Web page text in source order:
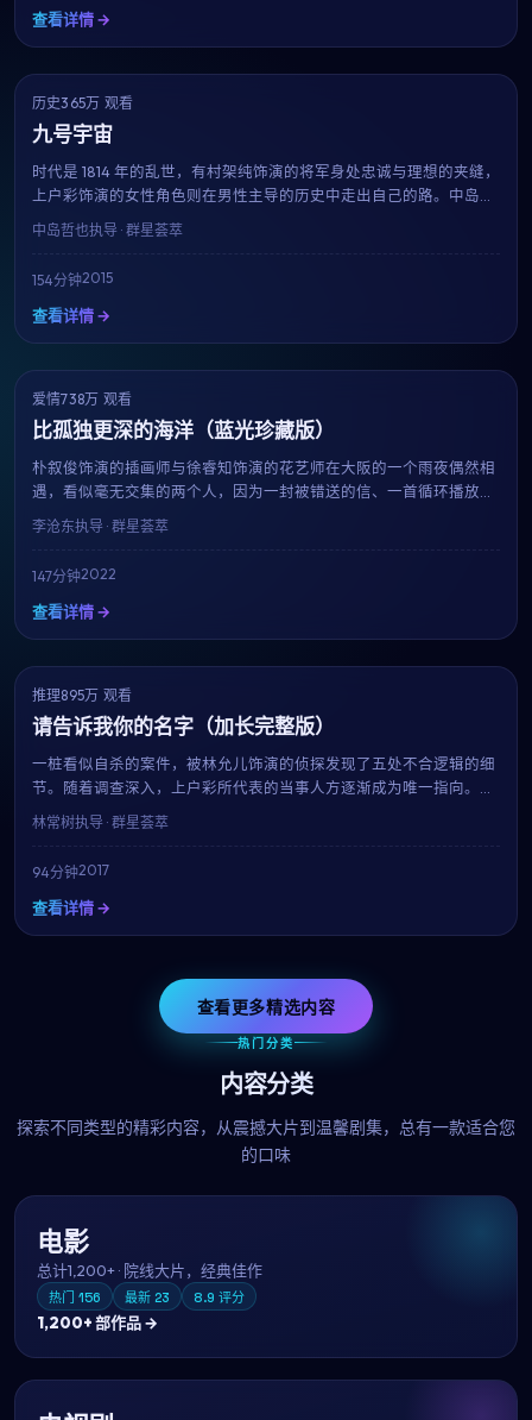
查看详情 →
NEW
历史365万 观看
九号宇宙
时代是 1814 年的乱世，有村架纯饰演的将军身处忠诚与理想的夹缝，
上户彩饰演的女性角色则在男性主导的历史中走出自己的路。中岛哲
也用细致的服化道与考究的场景，重现一段被忽略的过往。
中岛哲也执导 · 群星荟萃
154分钟2015
查看详情 →
获奖
爱情738万 观看
比孤独更深的海洋（蓝光珍藏版）
朴叙俊饰演的插画师与徐睿知饰演的花艺师在大阪的一个雨夜偶然相
遇，看似毫无交集的两个人，因为一封被错送的信、一首循环播放的
旧歌、或是一只走失的猫，开始走进彼此的日常。这部由李沧东执导
的2022年作品，用克制而温柔的镜头语言，呈现了都市人之间最纯粹
李沧东执导 · 群星荟萃
147分钟2022
查看详情 →
趋势
推理895万 观看
请告诉我你的名字（加长完整版）
一桩看似自杀的案件，被林允儿饰演的侦探发现了五处不合逻辑的细
节。随着调查深入，上户彩所代表的当事人方逐渐成为唯一指向。这
是一场关于动机与人性的智力博弈，全片每一个镜头都暗藏伏笔，94
分钟内三度反转，观影门槛与回报同样高。
林常树执导 · 群星荟萃
94分钟2017
查看详情 →
查看更多精选内容
热门分类
内容分类
探索不同类型的精彩内容，从震撼大片到温馨剧集，总有一款适合您
的口味
电影
总计1,200+· 院线大片，经典佳作
热门 156 最新 23 8.9 评分
1,200+部作品 →